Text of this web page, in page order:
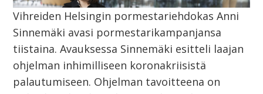
Vihreiden Helsingin pormestariehdokas Anni
Sinnemäki avasi pormestarikampanjansa
tiistaina. Avauksessa Sinnemäki esitteli laajan
ohjelman inhimilliseen koronakriisistä
palautumiseen. Ohjelman tavoitteena on